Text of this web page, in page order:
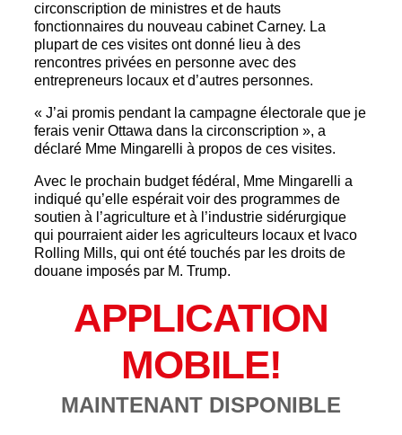
circonscription de ministres et de hauts
fonctionnaires du nouveau cabinet Carney. La
plupart de ces visites ont donné lieu à des
rencontres privées en personne avec des
entrepreneurs locaux et d’autres personnes.
« J’ai promis pendant la campagne électorale que je
ferais venir Ottawa dans la circonscription », a
déclaré Mme Mingarelli à propos de ces visites.
Avec le prochain budget fédéral, Mme Mingarelli a
indiqué qu’elle espérait voir des programmes de
soutien à l’agriculture et à l’industrie sidérurgique
qui pourraient aider les agriculteurs locaux et Ivaco
Rolling Mills, qui ont été touchés par les droits de
douane imposés par M. Trump.
APPLICATION
MOBILE!
MAINTENANT DISPONIBLE